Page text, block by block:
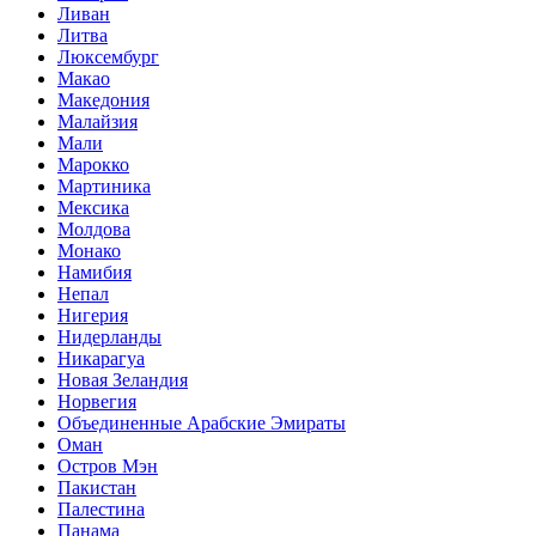
Ливан
Литва
Люксембург
Макао
Македония
Малайзия
Мали
Марокко
Мартиника
Мексика
Молдова
Монако
Намибия
Непал
Нигерия
Нидерланды
Никарагуа
Новая Зеландия
Норвегия
Объединенные Арабские Эмираты
Оман
Остров Мэн
Пакистан
Палестина
Панама